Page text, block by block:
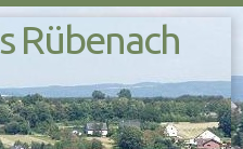
Rübenach